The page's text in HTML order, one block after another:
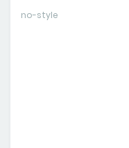
no-style